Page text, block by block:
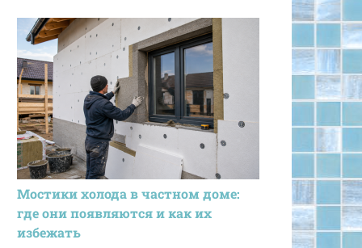
Мостики холода в частном доме:
где они появляются и как их
избежать